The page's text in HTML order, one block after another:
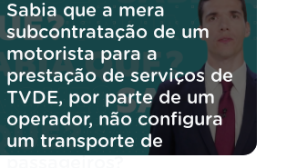
Sabia que a mera
subcontratação de um
motorista para a
prestação de serviços de
TVDE, por parte de um
operador, não configura
um transporte de